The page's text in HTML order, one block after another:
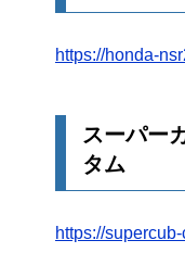
https://honda-
スーパー
タム
https://